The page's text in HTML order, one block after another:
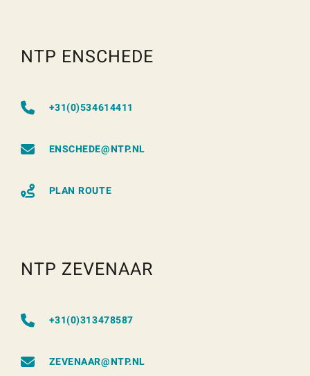
NTP ENSCHEDE
+31(0)534614411
ENSCHEDE@NTP.NL
PLAN ROUTE
NTP ZEVENAAR
+31(0)313478587
ZEVENAAR@NTP.NL